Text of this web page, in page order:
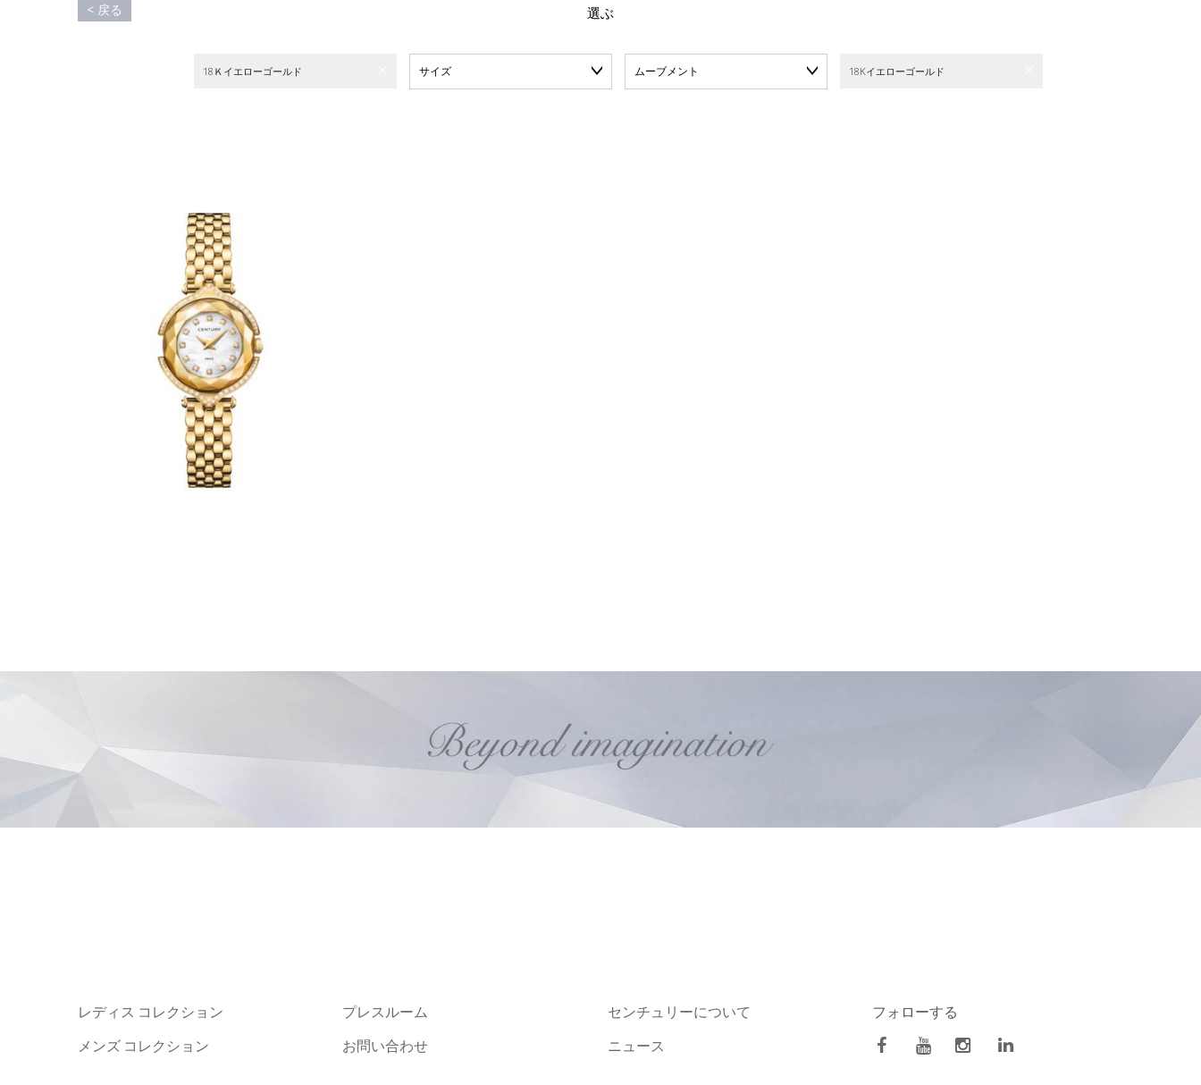
< 戻る 選ぶ
18Ｋイエローゴールド サイズ ムーブメント 18Kイエローゴールド
レディス コレクション
メンズ コレクション
プレスルーム
お問い合わせ
センチュリーについて
ニュース
フォローする
facebookYoutubeInstagram